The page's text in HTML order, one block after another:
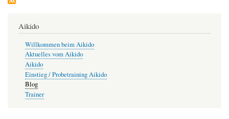
Aikido
Willkommen beim Aikido
Aktuelles vom Aikido
Aikido
Einstieg / Probetraining Aikido
Blog
Trainer